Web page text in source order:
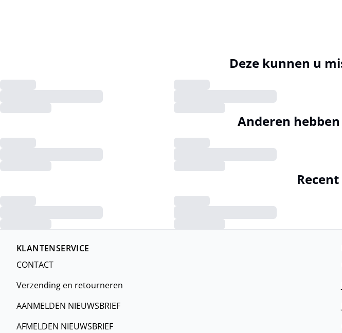
Deze kunnen u
Anderen
KLANTENSERVICE
CONTACT
Verzending en retourneren
AANMELDEN NIEUWSBRIEF
AFMELDEN NIEUWSBRIEF